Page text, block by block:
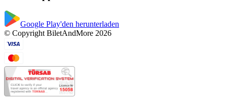
Google Play'den herunterladen
© Copyright BiletAndMore 2026